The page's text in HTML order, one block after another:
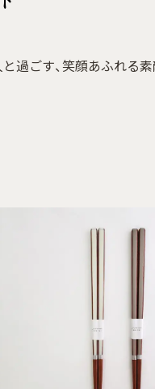
過ごす、笑顔あふれる